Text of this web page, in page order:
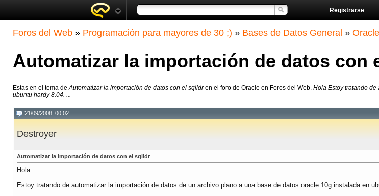
Registrarse
Foros del Web » Programación para mayores de 30 ;) » Bases de Datos General » Oracle
Automatizar la importación de datos con
Estas en el tema deAutomatizar la importación de datos con el sqlldren el foro de Oracle en Foros del Web. Hola Estoy tratando
ubuntu hardy 8.04. ...
21/09/2008, 00:02
Destroyer
Automatizar la importación de datos con el sqlldr
Hola
Estoy tratando de automatizar la importación de datos de un archivo plano a una base de datos oracle 10g instalada en